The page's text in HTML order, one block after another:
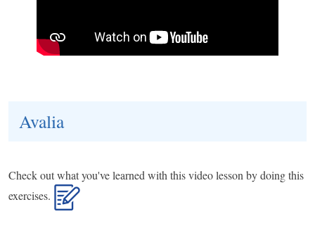
Avalia
Check out what you've learned with this video lesson by doing this
exercises.